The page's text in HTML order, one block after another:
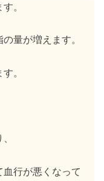
。
量が増えます。
。
行が悪くなって